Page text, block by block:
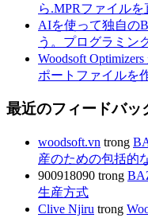
ら.MPRファイル
AIを使って独自の
う。プログラミン
Woodsoft
ポートファイルを
最近のフィードバッ
woodsoft.vn trong
産のための包括的
900918090 trong
生産方式
Clive Njiru trong